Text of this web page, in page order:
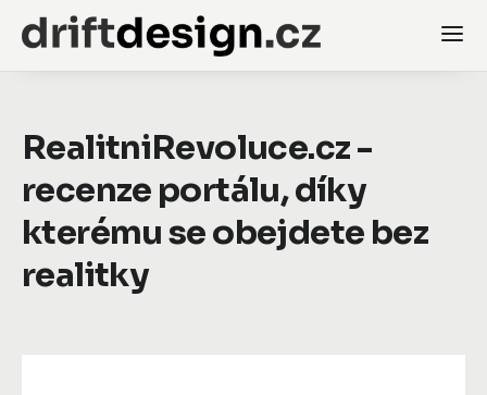
RealitniRevoluce.cz -
recenze portálu, díky
kterému se obejdete bez
realitky